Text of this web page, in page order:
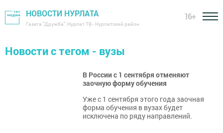
НОВОСТИ НУРЛАТА
Газета "Дружба", Нурлат ТВ - Нурлатский район
16+
Новости с тегом - вузы
В России с 1 сентября отменяют
заочную форму обучения
Уже с 1 сентября этого года заочная
форма обучения в вузах будет
исключена по ряду направлений.